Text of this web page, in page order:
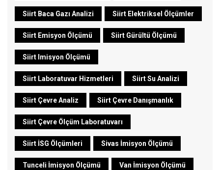
Siirt Baca Gazı Analizi Siirt Elektriksel Ölçümler
Siirt Emisyon Ölçümü Siirt Gürültü Ölçümü
Siirt Imisyon Ölçümü
Siirt Laboratuvar Hizmetleri Siirt Su Analizi
Siirt Çevre Analiz Siirt Çevre Danışmanlık
Siirt Çevre Ölçüm Laboratuvarı
Siirt İSG Ölçümleri Sivas İmisyon Ölçümü
Tunceli İmisyon Ölçümü Van İmisyon Ölçümü